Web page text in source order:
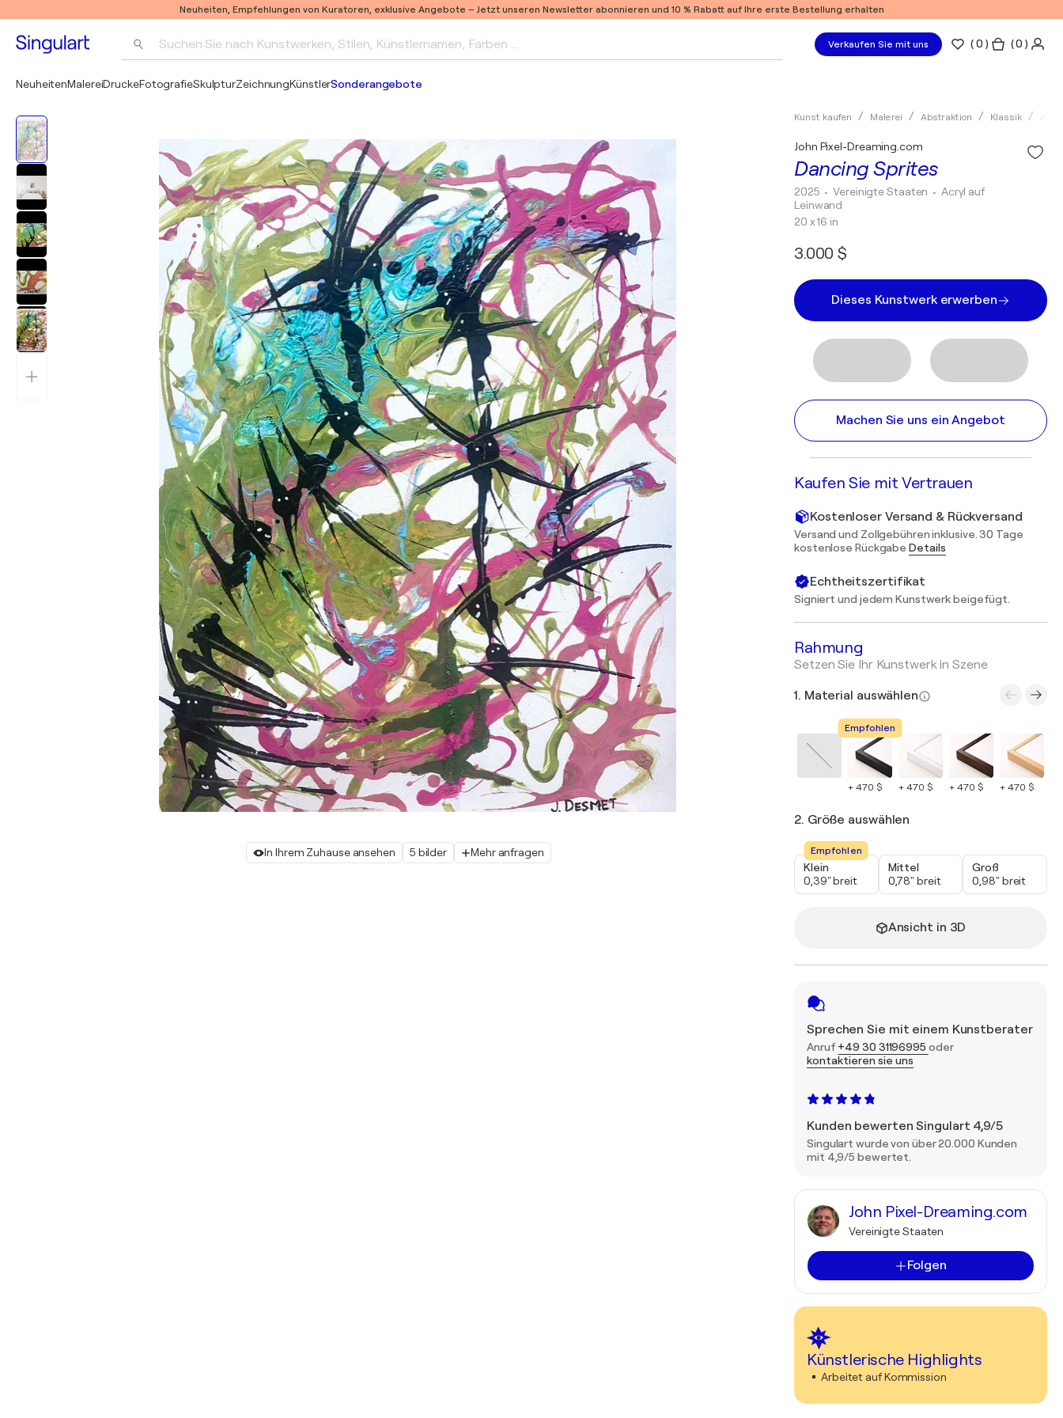
Neuheiten, Empfehlungen von Kuratoren, exklusive Angebote – Jetzt unseren Newsletter abonnieren und 10 % Rabatt auf Ihre erste Bestellung erhalten
Suchen Sie nach Kunstwerken, Stilen, Künstlernamen, Farben … Verkaufen Sie mit uns (0 ) ( 0 )
NeuheitenMalereiDruckeFotografieSkulpturZeichnungKünstlerSonderangebote
In Ihrem Zuhause ansehen 5 bilder Mehr anfragen
Kunst kaufen Malerei Abstraktion Klassik
Dancing Sprites
John Pixel-Dreaming.com
2025 • Vereinigte Staaten • Acryl auf
Leinwand
20 x 16 in
3.000 $
Dieses Kunstwerk erwerben
Machen Sie uns ein Angebot
Kaufen Sie mit Vertrauen
Kostenloser Versand & Rückversand
Versand und Zollgebühren inklusive. 30 Tage
kostenlose Rückgabe Details
Echtheitszertifikat
Signiert und jedem Kunstwerk beigefügt.
Rahmung
Setzen Sie Ihr Kunstwerk in Szene
1. Material auswählen
Empfohlen
+ 470 $ + 470 $ + 470 $ + 470 $
2. Größe auswählen
Empfohlen
Klein
0,39" breit
Mittel
0,78" breit
Groß
0,98" breit
Ansicht in 3D
Sprechen Sie mit einem Kunstberater
Anruf +49 30 31196995 oder
kontaktieren sie uns
Kunden bewerten Singulart 4,9/5
Singulart wurde von über 20.000 Kunden
mit 4,9/5 bewertet.
John Pixel-Dreaming.com
Vereinigte Staaten
Folgen
Künstlerische Highlights
Arbeitet auf Kommission